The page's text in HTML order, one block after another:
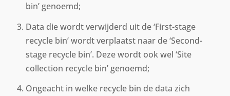
bin’ genoemd;
Data die wordt verwijderd uit de ‘First-stage
recycle bin’ wordt verplaatst naar de ‘Second-
stage recycle bin’. Deze wordt ook wel ‘Site
collection recycle bin’ genoemd;
Ongeacht in welke recycle bin de data zich